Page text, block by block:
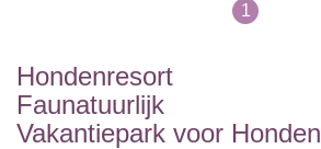
1
Hondenresort
Faunatuurlijk
Vakantiepark voor Honden